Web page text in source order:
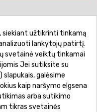
Privatumo politika
Prekių pristatymas
būdai
siekiant užtikrinti tinkamą
lankytojų patirtį.
svetainė veiktų tinkamai
Jei sutiksite su
galėsime
kaip naršymo elgsena
arba sutikimo
tikras svetainės